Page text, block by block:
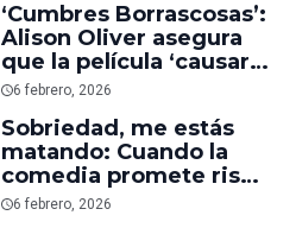
Ernesto Zepeda
‘Cumbres Borrascosas’:
Alison Oliver asegura
que la película ‘causará
revuelo’ y defiende la
Emerald Fennell
6 febrero, 2026
Sobriedad, me estás
matando: Cuando la
comedia promete risas
y termina dándote un
6 febrero, 2026